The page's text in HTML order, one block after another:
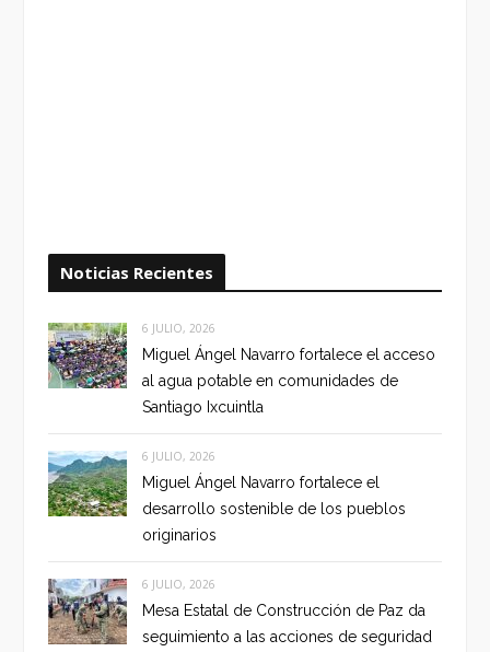
Noticias Recientes
6 JULIO, 2026
Miguel Ángel Navarro fortalece el acceso
al agua potable en comunidades de
Santiago Ixcuintla
6 JULIO, 2026
Miguel Ángel Navarro fortalece el
desarrollo sostenible de los pueblos
originarios
6 JULIO, 2026
Mesa Estatal de Construcción de Paz da
seguimiento a las acciones de seguridad